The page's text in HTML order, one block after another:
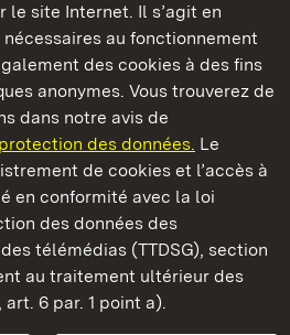
site Internet. Il s’agit en
au fonctionnement
des cookies à des fins
anonymes. Vous trouverez de
dans notre avis de
des données. Le
de cookies et l’accès à
en conformité avec la loi
des données des
télémédias (TTDSG), section
au traitement ultérieur des
art. 6 par. 1 point a).
du Bade-Wurtemberg
du Bade-Wurtemberg
légalesProtection des données
Seiten)